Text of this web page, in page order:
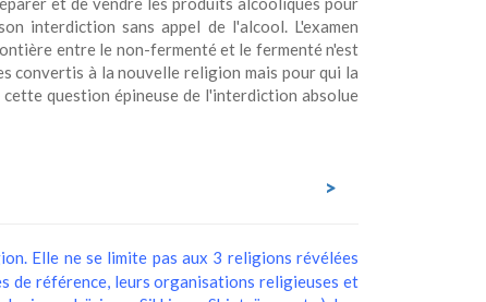
interdiction sans appel de l'alcool. L'examen
entre le non-fermenté et le fermenté n'est
convertis à la nouvelle religion mais pour qui la
question épineuse de l'interdiction absolue
>
Elle ne se limite pas aux 3 religions révélées
de référence, leurs organisations religieuses et